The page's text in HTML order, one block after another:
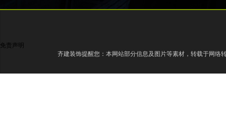
免责声明
齐建装饰提醒您：本网站部分信息及图片等素材，转载于网络